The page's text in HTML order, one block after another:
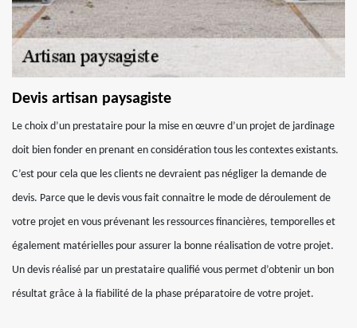
Devis artisan paysagiste
Le choix d’un prestataire pour la mise en œuvre d’un projet de jardinage
doit bien fonder en prenant en considération tous les contextes existants.
C’est pour cela que les clients ne devraient pas négliger la demande de
devis. Parce que le devis vous fait connaitre le mode de déroulement de
votre projet en vous prévenant les ressources financières, temporelles et
également matérielles pour assurer la bonne réalisation de votre projet.
Un devis réalisé par un prestataire qualifié vous permet d’obtenir un bon
résultat grâce à la fiabilité de la phase préparatoire de votre projet.